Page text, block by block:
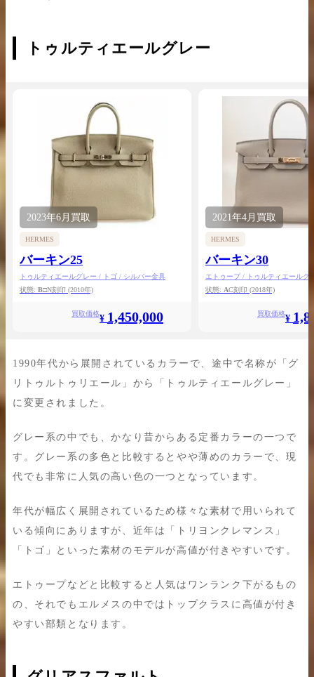
トゥルティエールグレー
2023年6月 買取
HERMES
バーキン25
トゥルティエールグレー / トゴ / シルバー金具
状態: B□N刻印 (2010年)
買取価格¥ 1,450,000
2021年4月 買取
HERMES
バーキン30
エトゥープ / トゥルティエールグ
ズゴールド金具
状態: AC刻印 (2018年)
買取価格¥
1990年代から展開されているカラーで、途中で名称が「グ
リトゥルトゥリエール」から「トゥルティエールグレー」
に変更されました。
グレー系の中でも、かなり昔からある定番カラーの一つで
す。グレー系の多色と比較するとやや薄めのカラーで、現
代でも非常に人気の高い色の一つとなっています。
年代が幅広く展開されているため様々な素材で用いられて
いる傾向にありますが、近年は「トリヨンクレマンス」
「トゴ」といった素材のモデルが高値が付きやすいです。
エトゥープなどと比較すると人気はワンランク下がるもの
の、それでもエルメスの中ではトップクラスに高値が付き
やすい部類となります。